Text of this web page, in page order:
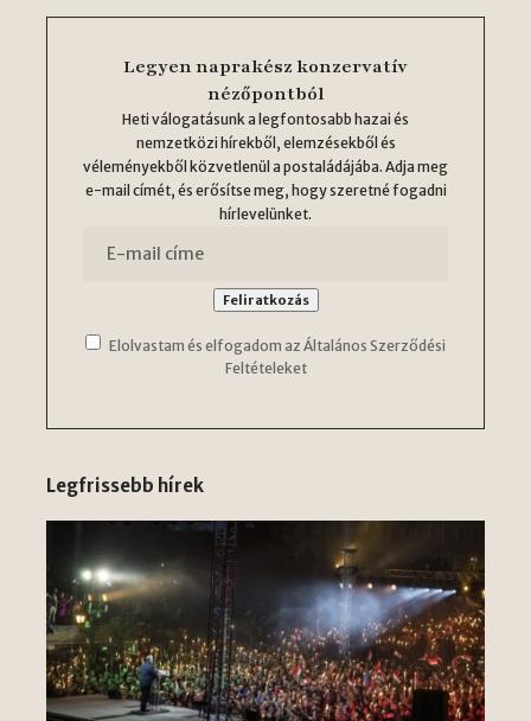
Legyen naprakész konzervatív
nézőpontból
Heti válogatásunk a legfontosabb hazai és
nemzetközi hírekből, elemzésekből és
véleményekből közvetlenül a postaládájába. Adja meg
e-mail címét, és erősítse meg, hogy szeretné fogadni
hírlevelünket.
Elolvastam és elfogadom az Általános Szerződési
Feltételeket
Legfrissebb hírek